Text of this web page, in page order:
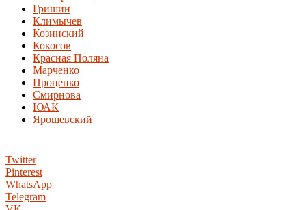
Гришин
Климычев
Козинский
Кокосов
Красная Поляна
Марченко
Проценко
Смирнова
ЮАК
Ярошевский
Twitter
Pinterest
WhatsApp
Telegram